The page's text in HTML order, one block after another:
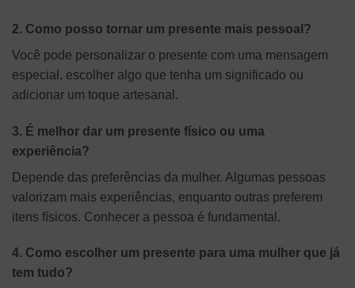
2. Como posso tornar um presente mais pessoal?
Você pode personalizar o presente com uma mensagem
especial, escolher algo que tenha um significado ou
adicionar um toque artesanal.
3. É melhor dar um presente físico ou uma
experiência?
Depende das preferências da mulher. Algumas pessoas
valorizam mais experiências, enquanto outras preferem
itens físicos. Conhecer a pessoa é fundamental.
4. Como escolher um presente para uma mulher que já
tem tudo?